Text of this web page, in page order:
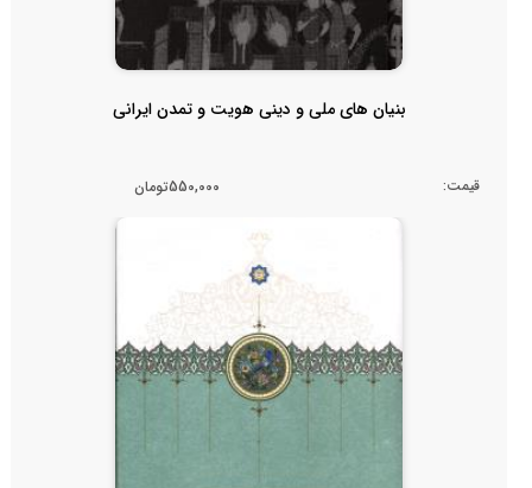
بنیان های ملی و دینی هویت و تمدن ایرانی
قیمت: 550,000تومان